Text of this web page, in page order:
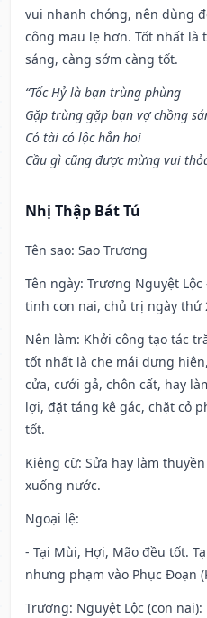
vui nhanh chóng, nên dùng
công mau lẹ hơn. Tốt nhất là
sáng, càng sớm càng tốt.
“Tốc Hỷ là bạn trùng phùng
Gặp trùng gặp bạn vợ chồng
Có tài có lộc hẳn hoi
Cầu gì cũng được mừng vui
Nhị Thập Bát Tú
Tên sao: Sao Trương
Tên ngày: Trương Nguyệt Lộc
tinh con nai, chủ trị ngày thứ
Nên làm: Khởi công tạo tác
tốt nhất là che mái dựng
cửa, cưới gả, chôn cất, hay
lợi, đặt táng kê gác, chặt cỏ
tốt.
Kiêng cữ: Sửa hay làm
xuống nước.
Ngoại lệ:
- Tại Mùi, Hợi, Mão đều tốt.
nhưng phạm vào Phục Đoạn
Trương: Nguyệt Lộc (con